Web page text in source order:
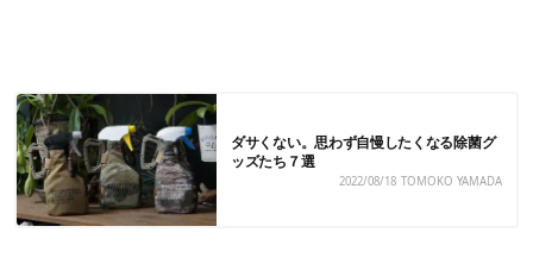
ダサくない。思わず自慢したくなる除菌グ
ッズたち７選
2022/08/18 TOMOKO YAMADA